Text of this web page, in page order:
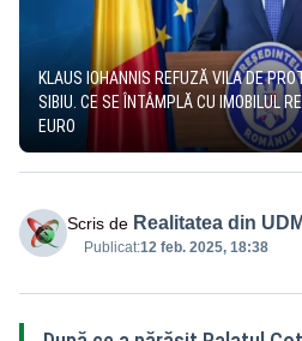
KLAUS IOHANNIS REFUZĂ VILA DE
SIBIU. CE SE ÎNTÂMPLĂ CU IMOBILUL
EURO
Scris de Realitatea din
Publicat:12 feb. 2025, 18:38